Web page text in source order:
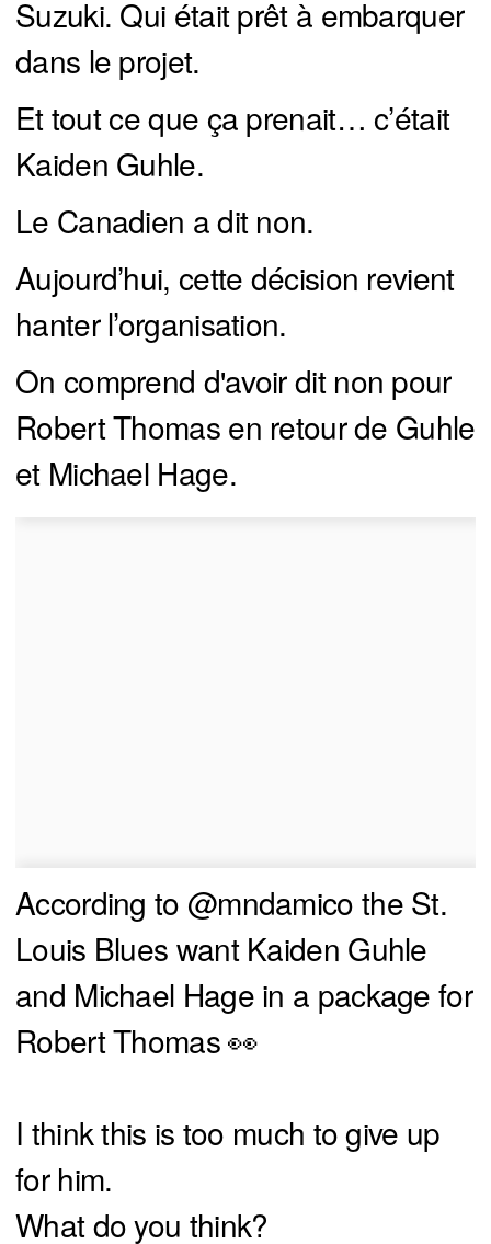
Suzuki. Qui était prêt à embarquer
dans le projet.
Et tout ce que ça prenait… c’était
Kaiden Guhle.
Le Canadien a dit non.
Aujourd’hui, cette décision revient
hanter l’organisation.
On comprend d'avoir dit non pour
Robert Thomas en retour de Guhle
et Michael Hage.
According to @mndamico the St.
Louis Blues want Kaiden Guhle
and Michael Hage in a package for
Robert Thomas 👀
I think this is too much to give up
for him.
What do you think?